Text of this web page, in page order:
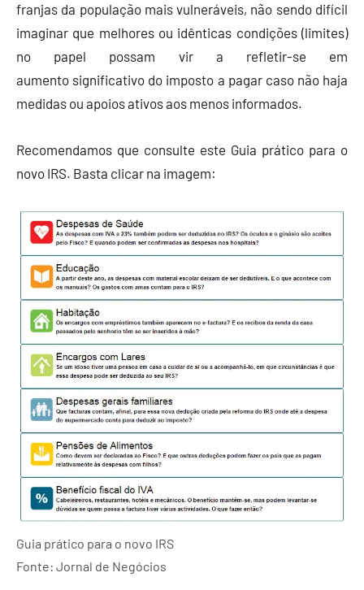
franjas da população mais vulneráveis, não sendo difícil
imaginar que melhores ou idênticas condições (limites)
no papel possam vir a refletir-se em
aumento significativo do imposto a pagar caso não haja
medidas ou apoios ativos aos menos informados.
Recomendamos que consulte este Guia prático para o
novo IRS. Basta clicar na imagem:
Guia prático para o novo IRS
Fonte: Jornal de Negócios